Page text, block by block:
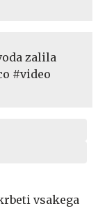
zalila
#video
vsakega